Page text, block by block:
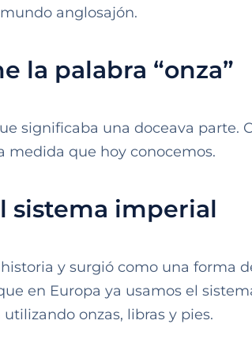
anglosajón.
la palabra “onza”
significaba una doceava parte.
medida que hoy conocemos.
sistema imperial
y surgió como una forma
en Europa ya usamos el
onzas, libras y pies.